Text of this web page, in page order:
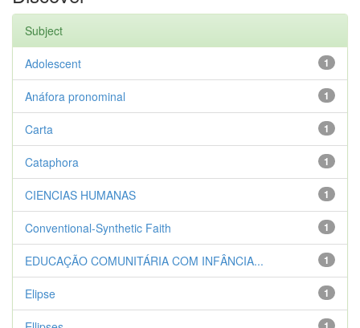
Subject
1
Adolescent
1
Anáfora pronominal
1
Carta
1
Cataphora
1
CIENCIAS HUMANAS
1
Conventional-Synthetic Faith
1
EDUCAÇÃO COMUNITÁRIA COM INFÂNCIA...
1
Elipse